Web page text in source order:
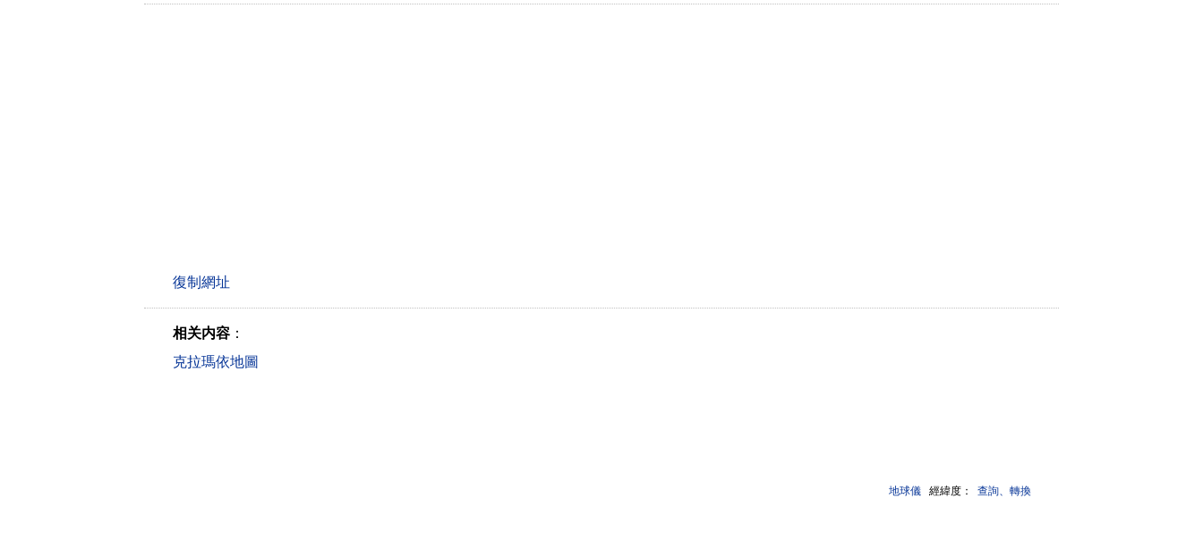
地球儀 經緯度： 查詢、轉換
相关内容 ：
克拉瑪依地圖